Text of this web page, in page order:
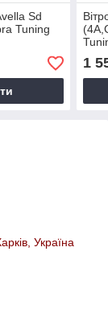
Sd
Tuning
1
Україна